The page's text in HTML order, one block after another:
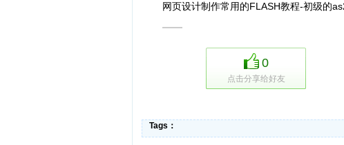
网页设计制作常用的FLASH教程-初级的
0
点击分享给好友
Tags：